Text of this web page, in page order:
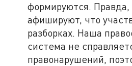
формируются.
афишируют, что
разборках. Наша
система не
правонарушений,